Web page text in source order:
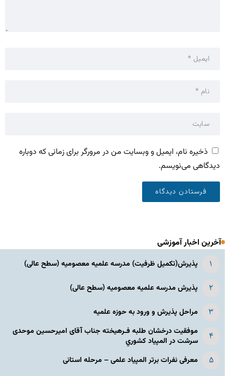
ذخیره نام، ایمیل و وبسایت من در مرورگر برای زمانی که دوباره
دیدگاهی می‌نویسم.
آخرین اخبار آموزشی
پذیرش(تکمیل ظرفیت) مدرسه علمیه معصومیه‌ (سطح عالی)
پذیرش مدرسه علمیه معصومیه‌ (سطح عالی)
مراحل پذیرش و ورود به حوزه علمیه
موفقیت درخشان طلبه فـرهیخته جناب آقای امیرحسین موحدی
سرشت در المپياد كشوري
معرفی نفرات برتر المپیاد علمی – مرحله استانی